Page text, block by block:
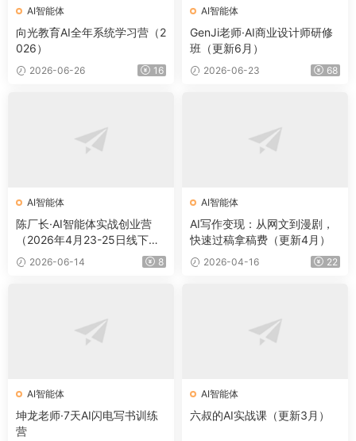
AI智能体
向光教育AI全年系统学习营（2
026）
2026-06-26 16
AI智能体
GenJi老师·AI商业设计师研修
班（更新6月）
2026-06-23 68
AI智能体
陈厂长·AI智能体实战创业营
（2026年4月23-25日线下
课）2026-06-14 8
AI智能体
AI写作变现：从网文到漫剧，
快速过稿拿稿费（更新4月）
2026-04-16 22
AI智能体
坤龙老师·7天AI闪电写书训练
营
AI智能体
六叔的AI实战课（更新3月）